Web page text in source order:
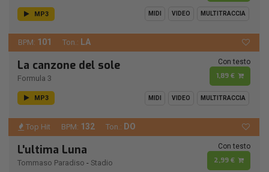
MP3 MIDI VIDEO MULTITRACCIA
BPM: 101 Ton.: LA
La canzone del sole
Formula 3
Con testo
1,89 €
MP3 MIDI VIDEO MULTITRACCIA
Top Hit BPM: 132 Ton.: DO
L'ultima Luna
Tommaso Paradiso - Stadio
Con testo
2,99 €